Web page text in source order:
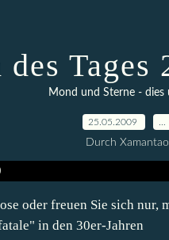
des
Mond und Sterne - dies
25.05.2009
Durch Xamantao
oder freuen Sie sich nur,
in den 30er-Jahren